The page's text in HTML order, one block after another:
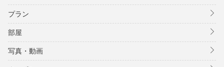
プラン
部屋
写真・動画